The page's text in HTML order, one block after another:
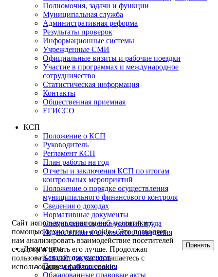
Полномочия, задачи и функции
Муниципальная служба
Административная реформа
Результаты проверок
Информационные системы
Учрежденные СМИ
Официальные визиты и рабочие поездки
Участие в программах и международное
сотрудничество
Статистическая информация
Контакты
Общественная приемная
ЕГИССО
КСП
Положение о КСП
Руководитель
Регламент КСП
План работы на год
Отчеты и заключения КСП по итогам
контрольных мероприятий
Положение о порядке осуществления
муниципального финансового контроля
Сведения о доходах
Нормативные документы
Специальная оценка условий труда
Кодекс этики и служебного поведения
Документы
Каталог документов
Порядок обжалования
Обжалованные правовые акты
Сайт использует сервисы веб-аналитики с
помощью технологии «cookie». Это позволяет
нам анализировать взаимодействие посетителей
с сайтом и делать его лучше. Продолжая
пользоваться сайтом, вы соглашаетесь с
использованием файлов cookie.
Принять